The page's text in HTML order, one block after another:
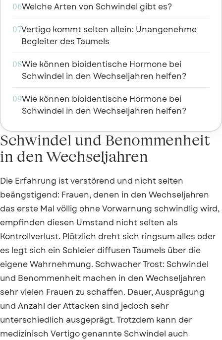
06Welche Arten von Schwindel gibt es?
07Vertigo kommt selten allein: Unangenehme
Begleiter des Taumels
08Wie können bioidentische Hormone bei
Schwindel in den Wechseljahren helfen?
09Wie können bioidentische Hormone bei
Schwindel in den Wechseljahren helfen?
Schwindel und Benommenheit
in den Wechseljahren
Die Erfahrung ist verstörend und nicht selten
beängstigend: Frauen, denen in den Wechseljahren
das erste Mal völlig ohne Vorwarnung schwindlig wird,
empfinden diesen Umstand nicht selten als
Kontrollverlust. Plötzlich dreht sich ringsum alles oder
es legt sich ein Schleier diffusen Taumels über die
eigene Wahrnehmung. Schwacher Trost: Schwindel
und Benommenheit machen in den Wechseljahren
sehr vielen Frauen zu schaffen. Dauer, Ausprägung
und Anzahl der Attacken sind jedoch sehr
unterschiedlich ausgeprägt. Trotzdem kann der
medizinisch Vertigo genannte Schwindel auch